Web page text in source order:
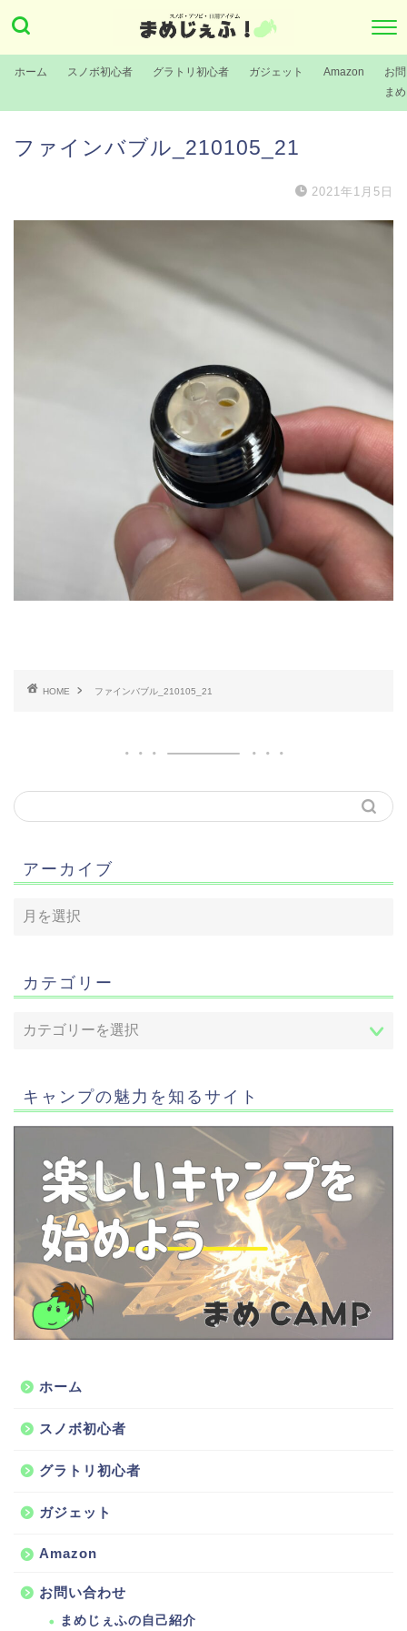
ホーム スノボ初心者 グラトリ初心者 ガジェット Amazon
お
ま
ファインバブル_210105_21
2021年1月5日
HOME ファインバブル_210105_21
アーカイブ
カテゴリー
キャンプの魅力を知るサイト
ホーム
スノボ初心者
グラトリ初心者
ガジェット
Amazon
お問い合わせ
まめじぇふの自己紹介